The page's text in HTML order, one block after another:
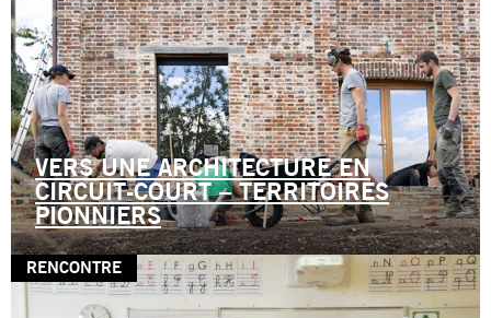
VERS UNE ARCHITECTURE EN
CIRCUIT-COURT – TERRITOIRES
PIONNIERS
RENCONTRE